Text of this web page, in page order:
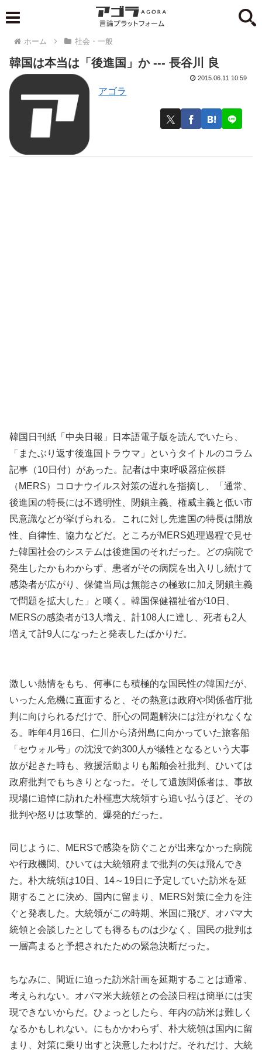
ホーム 社会・一般
韓国は本当は「後進国」か --- 長谷川 良
アゴラ
2015.06.11 10:59
韓国日刊紙「中央日報」日本語電子版を読んでいたら、
「またぶり返す後進国トラウマ」というタイトルのコラム
記事（10日付）があった。記者は中東呼吸器症候群
（MERS）コロナウイルス対策の遅れを指摘し、「通常、
後進国の特長には不透明性、閉鎖主義、権威主義と低い市
民意識などが挙げられる。これに対し先進国の特長は開放
性、自律性、協力などだ。ところがMERS処理過程で見せ
た韓国社会のシステムは後進国のそれだった。どの病院で
発生したかもわからず、患者がその病院を出入りし続けて
感染者が広がり、保健当局は無能さの極致に加え閉鎖主義
で問題を拡大した」と嘆く。韓国保健福祉省が10日、
MERSの感染者が13人増え、計108人に達し、死者も2人
増えて計9人になったと発表したばかりだ。
激しい熱情をもち、何事にも積極的な国民性の韓国だが、
いったん危機に直面すると、その熱意は政府や関係省庁批
判に向けられるだけで、肝心の問題解決には注がれなくな
る。昨年4月16日、仁川から済州島に向かっていた旅客船
「セウォル号」の沈没で約300人が犠牲となるという大事
故が起きた時も、救援活動よりも船舶会社批判、ひいては
政府批判でもちきりとなった。そして遺族関係者は、事故
現場に追悼に訪れた朴槿恵大統領すら追い払うほど、その
批判や怒りは攻撃的、爆発的だった。
同じように、MERSで感染を防ぐことが出来なかった病院
や行政機関、ひいては大統領府まで批判の矢は飛んでき
た。朴大統領は10日、14～19日に予定していた訪米を延
期することに決め、国内に留まり、MERS対策に全力を注
ぐと発表した。大統領がこの時期、米国に飛び、オバマ大
統領と会談したとしても得るものは少なく、国民の批判は
一層高まると予想されたための緊急決断だった。
ちなみに、間近に迫った訪米計画を延期することは通常、
考えられない。オバマ米大統領との会談日程は簡単には実
現できないからだ。ひょっとしたら、年内の訪米は難しく
なるかもしれない。にもかかわらず、朴大統領は国内に留
まり、対策に乗り出すと決意したわけだ。それだけ、大統